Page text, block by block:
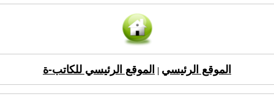
الموقع الرئيسي الموقع الرئيسي للكاتب-ة